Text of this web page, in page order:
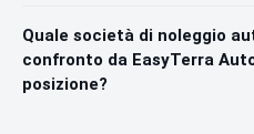
Quale società di noleggio
confronto da EasyTerra
posizione?